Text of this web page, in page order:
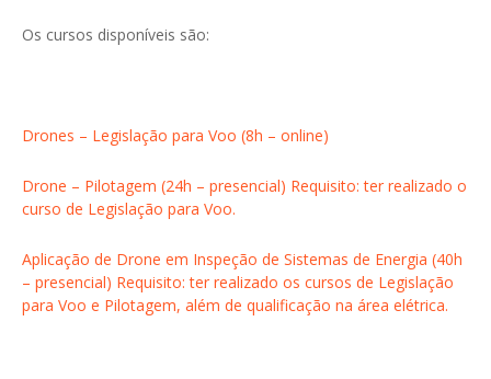
Os cursos disponíveis são:
Drones – Legislação para Voo (8h – online)
Drone – Pilotagem (24h – presencial) Requisito: ter realizado o
curso de Legislação para Voo.
Aplicação de Drone em Inspeção de Sistemas de Energia (40h
– presencial) Requisito: ter realizado os cursos de Legislação
para Voo e Pilotagem, além de qualificação na área elétrica.